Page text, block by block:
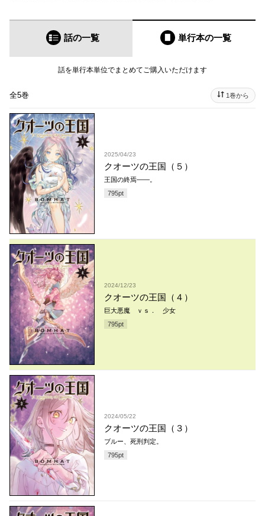
話の一覧 単行本の一覧
話を単行本単位でまとめてご購入いただけます
全5巻 1巻から
2025/04/23
クオーツの王国（５）
王国の終焉——。
795pt
2024/12/23
クオーツの王国（４）
巨大悪魔 ｖｓ． 少女
795pt
2024/05/22
クオーツの王国（３）
ブルー、死刑判定。
795pt